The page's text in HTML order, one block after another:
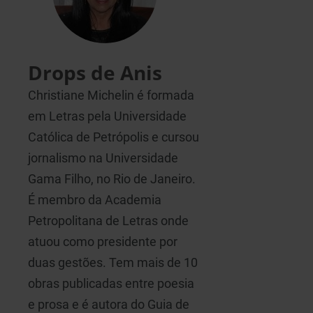
Drops de Anis
Christiane Michelin é formada
em Letras pela Universidade
Católica de Petrópolis e cursou
jornalismo na Universidade
Gama Filho, no Rio de Janeiro.
É membro da Academia
Petropolitana de Letras onde
atuou como presidente por
duas gestões. Tem mais de 10
obras publicadas entre poesia
e prosa e é autora do Guia de